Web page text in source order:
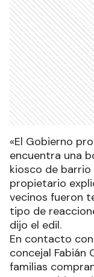
«El Gobierno
encuentra una
kiosco de barrio
propietario
vecinos fueron
tipo de
dijo el edil.
En contacto
concejal Fabián
familias